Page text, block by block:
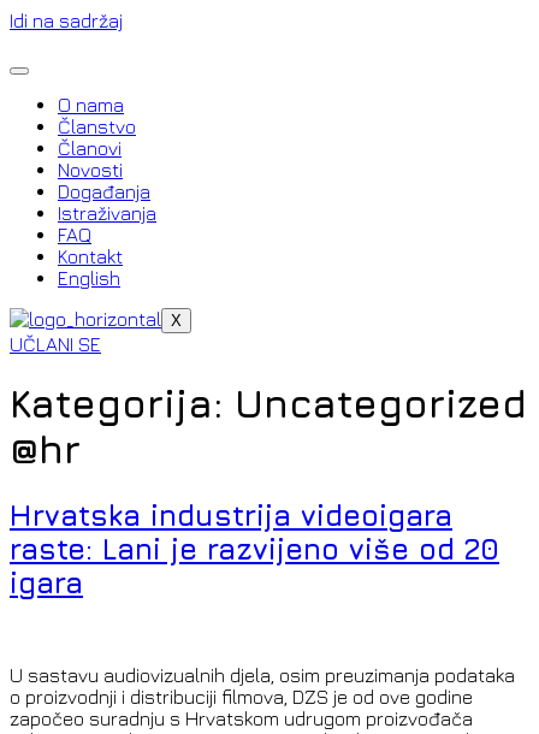
Idi na sadržaj
O nama
Članstvo
Članovi
Novosti
Događanja
Istraživanja
FAQ
Kontakt
English
X
UČLANI SE
Kategorija: Uncategorized
@hr
Hrvatska industrija videoigara
raste: Lani je razvijeno više od 20
igara
U sastavu audiovizualnih djela, osim preuzimanja podataka
o proizvodnji i distribuciji filmova, DZS je od ove godine
započeo suradnju s Hrvatskom udrugom proizvođača